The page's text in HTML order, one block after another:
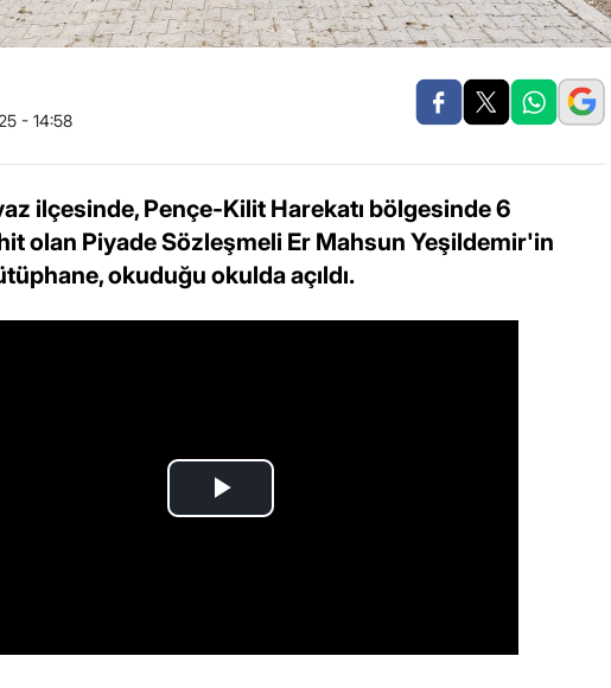
- 14:58
ilçesinde, Pençe-Kilit Harekatı bölgesinde 6
olan Piyade Sözleşmeli Er Mahsun Yeşildemir'in
okuduğu okulda açıldı.